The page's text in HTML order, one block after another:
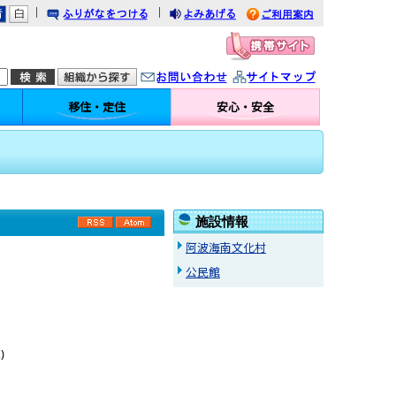
みあげる
利用案内
問い合わせ イトマップ
移住・定住 安心・安全
RSS Atom
)
施設情報
阿波海南文化村
公民館